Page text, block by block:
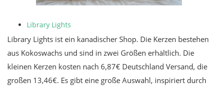
Library Lights
Library Lights ist ein kanadischer Shop. Die Kerzen bestehen
aus Kokoswachs und sind in zwei Größen erhältlich. Die
kleinen Kerzen kosten nach 6,87€ Deutschland Versand, die
großen 13,46€. Es gibt eine große Auswahl, inspiriert durch